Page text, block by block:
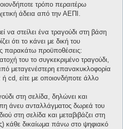
τρόπο περαιτέρω
άδεια από την ΑΕΠΙ.
να στείλει ένα τραγούδι στη βάση
ότι το κάνει με δική του
παρακάτω προϋποθέσεις:
του το συγκεκριμένο τραγούδι,
μεταγενέστερη επανακυκλοφορία
cd, είτε με οποιονδήποτε άλλο
στη σελίδα, δηλώνει και
άνευ ανταλλάγματος δωρεά του
στη σελίδα και μεταβιβάζει στη
κάθε δικαίωμα πάνω στο ψηφιακό